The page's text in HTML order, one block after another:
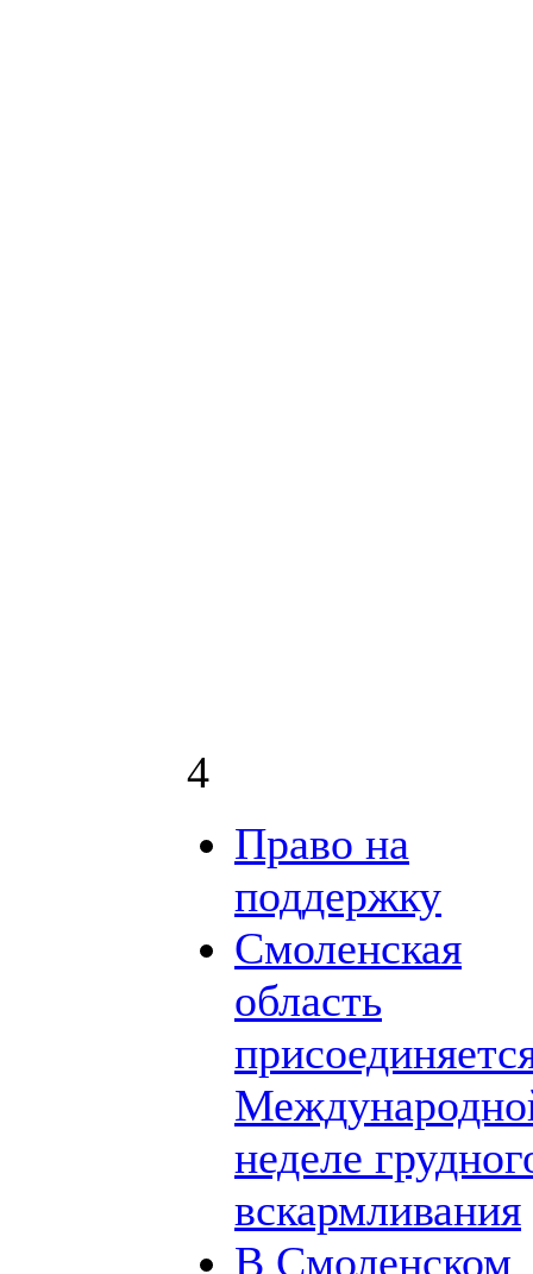
4
Право на
поддержку
Смоленская
область
неделе
вскармливания
В Смоленском